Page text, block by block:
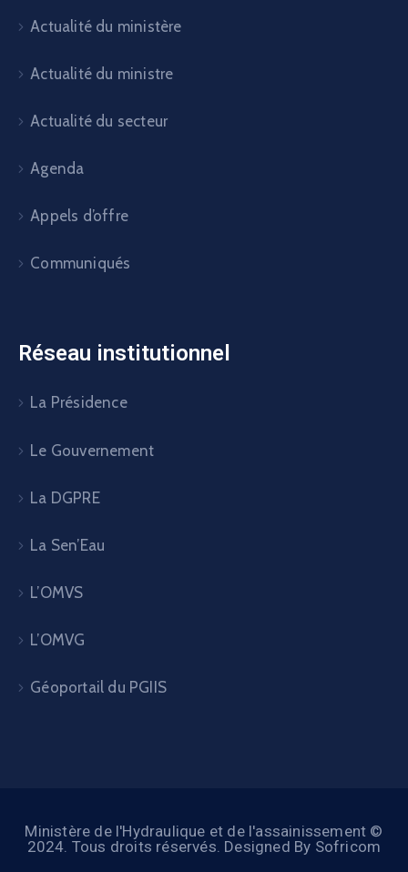
Actualité du ministère
Actualité du ministre
Actualité du secteur
Agenda
Appels d’offre
Communiqués
Réseau institutionnel
La Présidence
Le Gouvernement
La DGPRE
La Sen’Eau
L’OMVS
L’OMVG
Géoportail du PGIIS
Ministère de l'Hydraulique et de l'assainissement ©
2024. Tous droits réservés. Designed By Sofricom